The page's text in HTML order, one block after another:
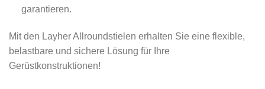
garantieren.
Mit den Layher Allroundstielen erhalten Sie eine flexible,
belastbare und sichere Lösung für Ihre
Gerüstkonstruktionen!